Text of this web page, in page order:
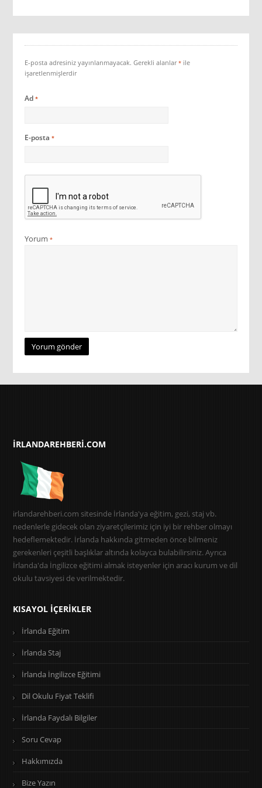
E-posta adresiniz yayınlanmayacak. Gerekli alanlar* ile
işaretlenmişlerdir
Ad*
E-posta*
Yorum*
IRLANDAREHBERI.COM
irlandarehberi.com sitesinde İrlanda'ya eğitim, gezi, staj vb.
nedenlerle gidecek olan ziyaretçilerimiz için iyi bir rehber olmayı
hedeflemektedir. İrlanda hakkında gitmeden önce bilmeniz
gerekenleri çeşitli başlıklar altında kolayca bulabilirsiniz. Ayrıca
İrlanda'da İngilizce eğitimi almak isteyenler için aracı kurum ve dil
okulu tavsiyesi de verilmektedir.
KISAYOL İÇERIKLER
İrlanda Eğitim
İrlanda Staj
İrlanda İngilizce Eğitimi
Dil Okulu Fiyat Teklifi
İrlanda Faydalı Bilgiler
Soru Cevap
Hakkımızda
Bize Yazın